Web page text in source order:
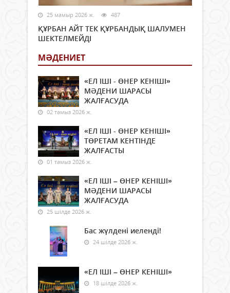
25 мамыр 2026 ж. 487
ҚҰРБАН АЙТ ТЕК ҚҰРБАНДЫҚ ШАЛУМЕН
ШЕКТЕЛМЕЙДІ
МӘДЕНИЕТ
«ЕЛ ІШІ - ӨНЕР КЕНІШІ»
МӘДЕНИ ШАРАСЫ
ЖАЛҒАСУДА
02 тамыз 2026 ж.
«ЕЛ ІШІ - ӨНЕР КЕНІШІ»
ТӨРЕТАМ КЕНТІНДЕ
ЖАЛҒАСТЫ
01 тамыз 2026 ж.
«ЕЛ ІШІ – ӨНЕР КЕНІШІ»
МӘДЕНИ ШАРАСЫ
ЖАЛҒАСУДА
25 шілде 2026 ж.
Бас жүлдені иеленді!
24 шілде 2026 ж.
«ЕЛ ІШІ – ӨНЕР КЕНІШІ»
18 шілде 2026 ж.